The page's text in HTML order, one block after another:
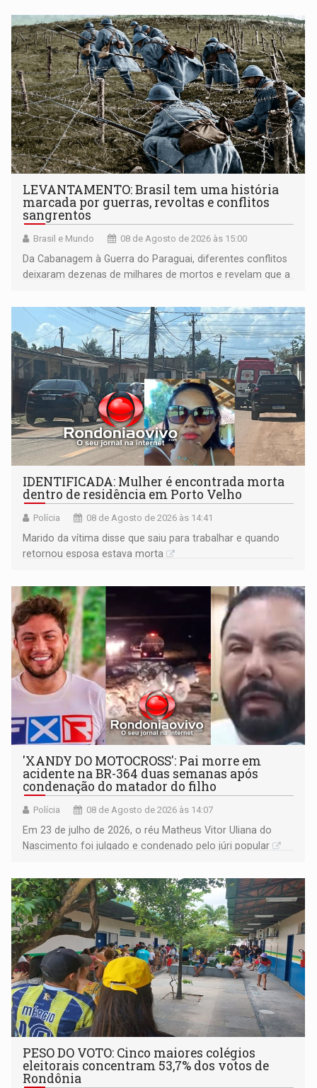
LEVANTAMENTO: Brasil tem uma história
marcada por guerras, revoltas e conflitos
sangrentos
Brasil e Mundo 08 de Agosto de 2026 às 15:00
Da Cabanagem à Guerra do Paraguai, diferentes conflitos
deixaram dezenas de milhares de mortos e revelam que a
territoriais e sociais
IDENTIFICADA: Mulher é encontrada morta
dentro de residência em Porto Velho
Polícia 08 de Agosto de 2026 às 14:41
Marido da vítima disse que saiu para trabalhar e quando
retornou esposa estava morta
'XANDY DO MOTOCROSS': Pai morre em
acidente na BR-364 duas semanas após
condenação do matador do filho
Polícia 08 de Agosto de 2026 às 14:07
Em 23 de julho de 2026, o réu Matheus Vitor Uliana do
Nascimento foi julgado e condenado pelo júri popular
PESO DO VOTO: Cinco maiores colégios
eleitorais concentram 53,7% dos votos de
Rondônia